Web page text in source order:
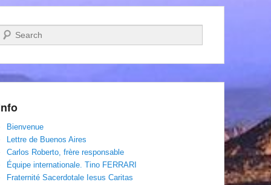
Recherche
Bienvenue
Lettre de Buenos Aires
Carlos Roberto, frère responsable
Équipe internationale. Tino FERRARI
Fraternité Sacerdotale Iesus Caritas